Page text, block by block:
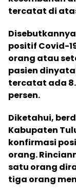
tercatat di
positif Covid-
orang atau
pasien
tercatat ada
persen.
Diketahui,
Kabupaten
konfirmasi
orang.
satu orang
tiga orang